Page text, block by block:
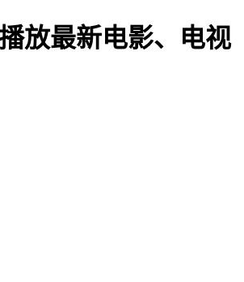
放最新电影、电视